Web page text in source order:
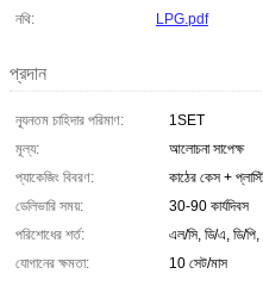
নথি:
LPG.pdf
প্রদান
ন্যূনতম চাহিদার পরিমাণ:
1SET
মূল্য:
আলোচনা সাপেক্ষ
প্যাকেজিং বিবরণ:
কাঠের কেস +
ডেলিভারি সময়:
30-90 কার্যদিবস
পরিশোধের শর্ত:
এল/সি, ডি/এ, ডি/পি,
যোগানের ক্ষমতা:
10 সেট/মাস